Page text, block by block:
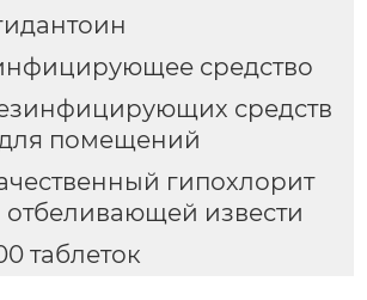
средство
средств
помещений
гипохлорит
отбеливающей извести
таблеток